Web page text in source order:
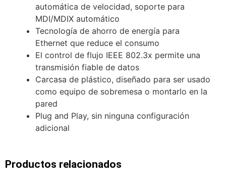
automática de velocidad, soporte para
MDI/MDIX automático
Tecnología de ahorro de energía para
Ethernet que reduce el consumo
El control de flujo IEEE 802.3x permite una
transmisión fiable de datos
Carcasa de plástico, diseñado para ser usado
como equipo de sobremesa o montarlo en la
pared
Plug and Play, sin ninguna configuración
adicional
Productos relacionados